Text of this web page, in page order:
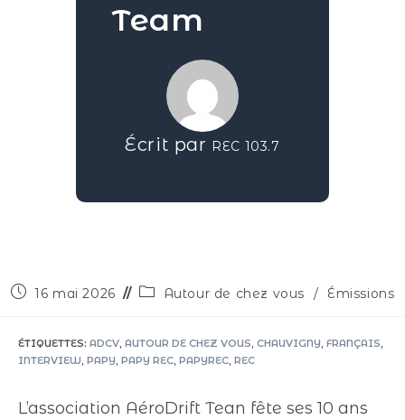
Team
Écrit par REC 103.7
16 mai 2026 Autour de chez vous / Émissions
ÉTIQUETTES: ADCV, AUTOUR DE CHEZ VOUS, CHAUVIGNY, FRANÇAIS,
INTERVIEW, PAPY, PAPY REC, PAPYREC, REC
L’association AéroDrift Tean fête ses 10 ans